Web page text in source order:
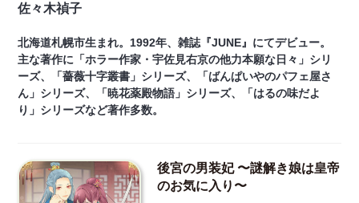
佐々木禎子
北海道札幌市生まれ。1992年、雑誌『JUNE』にてデビュー。
主な著作に「ホラー作家・宇佐見右京の他力本願な日々」シリ
ーズ、「薔薇十字叢書」シリーズ、「ばんぱいやのパフェ屋さ
ん」シリーズ、「暁花薬殿物語」シリーズ、「はるの味だよ
り」シリーズなど著作多数。
後宮の男装妃 〜謎解き娘は皇帝
のお気に入り〜